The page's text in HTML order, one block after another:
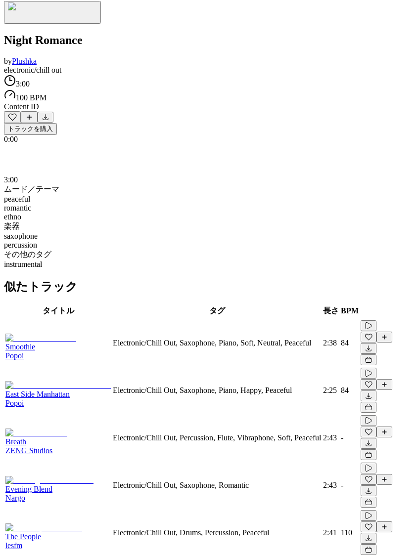
Night Romance
byPlushka
electronic/chill out
3:00
100 BPM
Content ID
トラックを購入
0:00
3:00
ムード／テーマ
peaceful
romantic
ethno
楽器
saxophone
percussion
その他のタグ
instrumental
似たトラック
タイトル タグ 長さ BPM
Smoothie
Popoi
Electronic/Chill Out, Saxophone, Piano, Soft, Neutral, Peaceful 2:38 84
East Side Manhattan
Popoi
Electronic/Chill Out, Saxophone, Piano, Happy, Peaceful 2:25 84
Breath
ZENG Studios
Electronic/Chill Out, Percussion, Flute, Vibraphone, Soft, Peaceful 2:43 -
Evening Blend
Nargo
Electronic/Chill Out, Saxophone, Romantic 2:43 -
The People
lesfm
Electronic/Chill Out, Drums, Percussion, Peaceful 2:41 110